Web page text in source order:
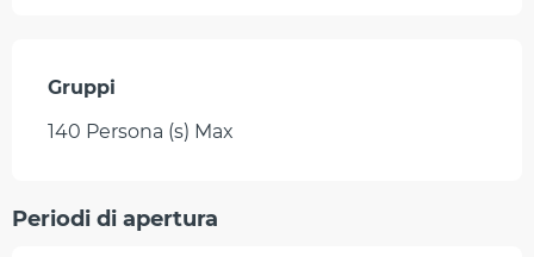
Gruppi
Gruppi
140 Persona (s) Max
Periodi di apertura